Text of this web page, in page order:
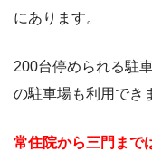
にあります。
200台停められる駐
の駐車場も利用でき
常住院から三門まで